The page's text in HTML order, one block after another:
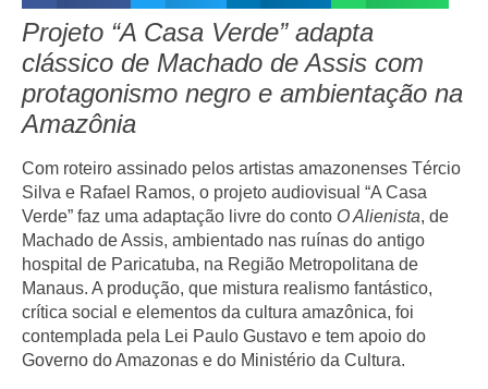
Projeto “A Casa Verde” adapta
clássico de Machado de Assis com
protagonismo negro e ambientação na
Amazônia
Com roteiro assinado pelos artistas amazonenses Tércio
Silva e Rafael Ramos, o projeto audiovisual “A Casa
Verde” faz uma adaptação livre do conto O Alienista, de
Machado de Assis, ambientado nas ruínas do antigo
hospital de Paricatuba, na Região Metropolitana de
Manaus. A produção, que mistura realismo fantástico,
crítica social e elementos da cultura amazônica, foi
contemplada pela Lei Paulo Gustavo e tem apoio do
Governo do Amazonas e do Ministério da Cultura.